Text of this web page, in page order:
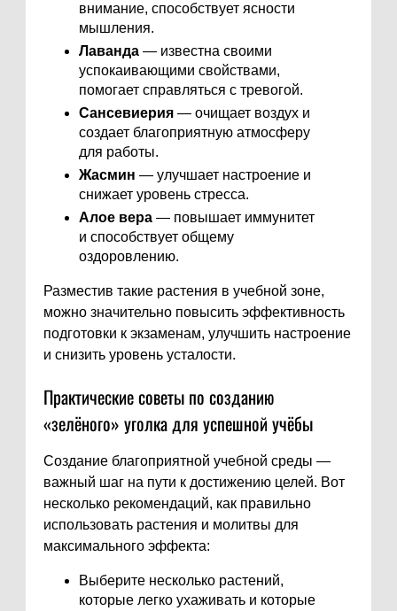
внимание, способствует ясности
мышления.
Лаванда — известна своими
успокаивающими свойствами,
помогает справляться с тревогой.
Сансевиерия — очищает воздух и
создает благоприятную атмосферу
для работы.
Жасмин — улучшает настроение и
снижает уровень стресса.
Алое вера — повышает иммунитет
и способствует общему
оздоровлению.
Разместив такие растения в учебной зоне,
можно значительно повысить эффективность
подготовки к экзаменам, улучшить настроение
и снизить уровень усталости.
Практические советы по созданию
«зелёного» уголка для успешной учёбы
Создание благоприятной учебной среды —
важный шаг на пути к достижению целей. Вот
несколько рекомендаций, как правильно
использовать растения и молитвы для
максимального эффекта:
Выберите несколько растений,
которые легко ухаживать и которые